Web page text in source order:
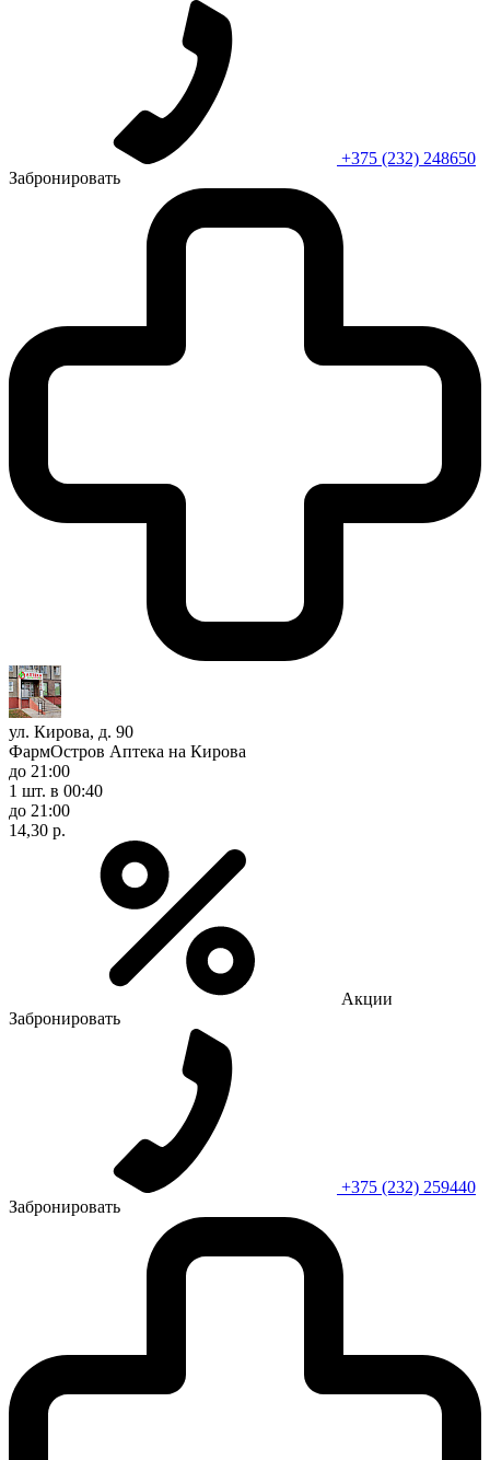
+375 (232) 248650
Забронировать
ул. Кирова, д. 90
ФармОстров Аптека на Кирова
до 21:00
1 шт. в 00:40
до 21:00
14,30 р.
Акции
Забронировать
+375 (232) 259440
Забронировать